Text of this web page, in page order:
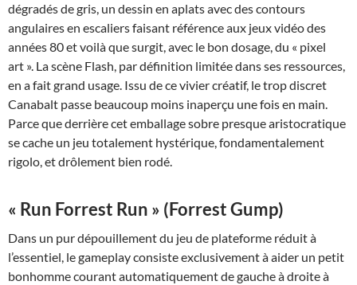
dégradés de gris, un dessin en aplats avec des contours
angulaires en escaliers faisant référence aux jeux vidéo des
années 80 et voilà que surgit, avec le bon dosage, du « pixel
art ». La scène Flash, par définition limitée dans ses ressources,
en a fait grand usage. Issu de ce vivier créatif, le trop discret
Canabalt passe beaucoup moins inaperçu une fois en main.
Parce que derrière cet emballage sobre presque aristocratique
se cache un jeu totalement hystérique, fondamentalement
rigolo, et drôlement bien rodé.
« Run Forrest Run » (Forrest Gump)
Dans un pur dépouillement du jeu de plateforme réduit à
l’essentiel, le gameplay consiste exclusivement à aider un petit
bonhomme courant automatiquement de gauche à droite à